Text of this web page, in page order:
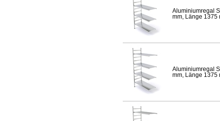
Aluminiumregal
mm, Länge 1375
Aluminiumregal
mm, Länge 1375